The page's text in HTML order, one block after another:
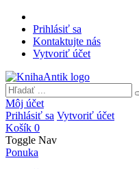
Prihlásiť sa
Kontaktujte nás
Vytvoriť účet
Môj účet
Prihlásiť sa Vytvoriť účet
Košík 0
Toggle Nav
Ponuka